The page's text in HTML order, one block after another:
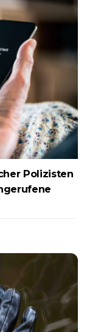
Polizisten